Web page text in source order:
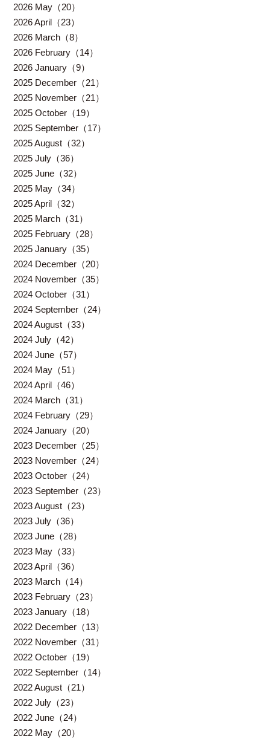
2026 May（20）
2026 April（23）
2026 March（8）
2026 February（14）
2026 January（9）
2025 December（21）
2025 November（21）
2025 October（19）
2025 September（17）
2025 August（32）
2025 July（36）
2025 June（32）
2025 May（34）
2025 April（32）
2025 March（31）
2025 February（28）
2025 January（35）
2024 December（20）
2024 November（35）
2024 October（31）
2024 September（24）
2024 August（33）
2024 July（42）
2024 June（57）
2024 May（51）
2024 April（46）
2024 March（31）
2024 February（29）
2024 January（20）
2023 December（25）
2023 November（24）
2023 October（24）
2023 September（23）
2023 August（23）
2023 July（36）
2023 June（28）
2023 May（33）
2023 April（36）
2023 March（14）
2023 February（23）
2023 January（18）
2022 December（13）
2022 November（31）
2022 October（19）
2022 September（14）
2022 August（21）
2022 July（23）
2022 June（24）
2022 May（20）